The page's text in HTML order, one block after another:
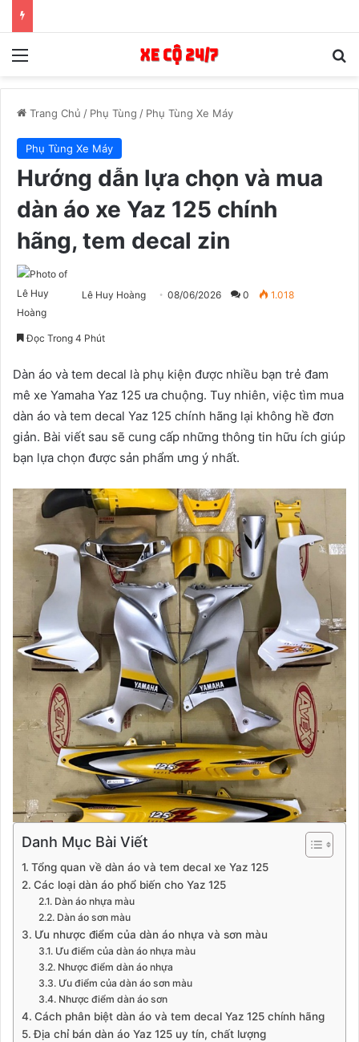
Menu
Trang Chủ / Phụ Tùng / Phụ Tùng Xe Máy
Phụ Tùng Xe Máy
Hướng dẫn lựa chọn và mua
dàn áo xe Yaz 125 chính
hãng, tem decal zin
Lê Huy Hoàng 08/06/2026 0 1.018
Đọc Trong 4 Phút
Dàn áo và tem decal là phụ kiện được nhiều bạn trẻ đam
mê xe Yamaha Yaz 125 ưa chuộng. Tuy nhiên, việc tìm mua
dàn áo và tem decal Yaz 125 chính hãng lại không hề đơn
giản. Bài viết sau sẽ cung cấp những thông tin hữu ích giúp
bạn lựa chọn được sản phẩm ưng ý nhất.
Danh Mục Bài Viết
Tổng quan về dàn áo và tem decal xe Yaz 125
Các loại dàn áo phổ biến cho Yaz 125
Dàn áo nhựa màu
Dàn áo sơn màu
Ưu nhược điểm của dàn áo nhựa và sơn màu
Ưu điểm của dàn áo nhựa màu
Nhược điểm dàn áo nhựa
Ưu điểm của dàn áo sơn màu
Nhược điểm dàn áo sơn
Cách phân biệt dàn áo và tem decal Yaz 125 chính hãng
Địa chỉ bán dàn áo Yaz 125 uy tín, chất lượng